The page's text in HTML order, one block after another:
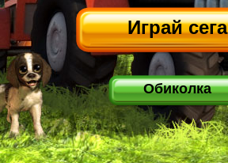
Играй сега
Обиколка